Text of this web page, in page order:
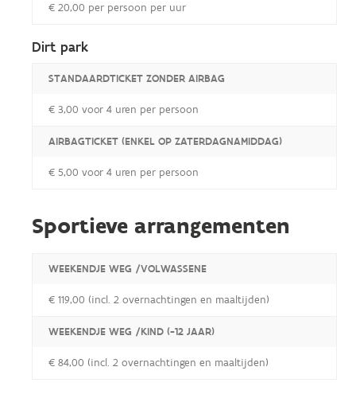
€ 20,00 per persoon per uur
Dirt park
STANDAARDTICKET ZONDER AIRBAG
€ 3,00 voor 4 uren per persoon
AIRBAGTICKET (ENKEL OP ZATERDAGNAMIDDAG)
€ 5,00 voor 4 uren per persoon
Sportieve arrangementen
WEEKENDJE WEG /VOLWASSENE
€ 119,00 (incl. 2 overnachtingen en maaltijden)
WEEKENDJE WEG /KIND (-12 JAAR)
€ 84,00 (incl. 2 overnachtingen en maaltijden)